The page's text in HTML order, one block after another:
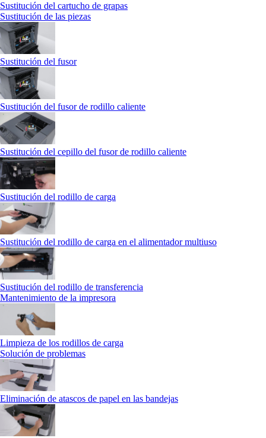
Sustitución del cartucho de grapas
Sustitución de las piezas
Sustitución del fusor
Sustitución del fusor de rodillo caliente
Sustitución del cepillo del fusor de rodillo caliente
Sustitución del rodillo de carga
Sustitución del rodillo de carga en el alimentador multiuso
Sustitución del rodillo de transferencia
Mantenimiento de la impresora
Limpieza de los rodillos de carga
Solución de problemas
Eliminación de atascos de papel en las bandejas